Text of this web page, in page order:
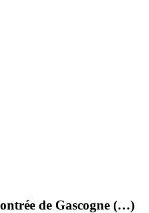
de Gascogne (…)